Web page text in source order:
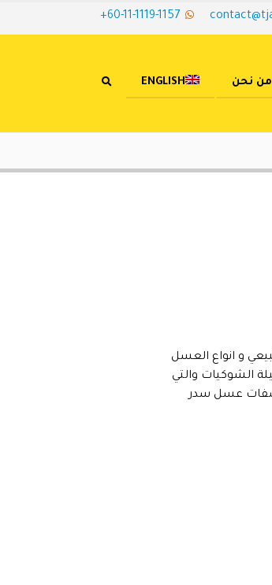
+60-11-1119-1157
من نحن ENGLISH
و انواع العسل
الشوكيات والتي
صفات عسل سدر